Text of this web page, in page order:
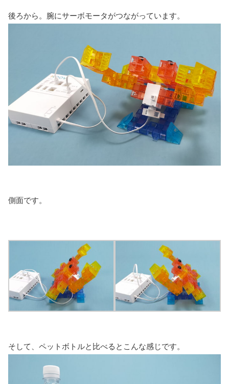
後ろから。腕にサーボモータがつながっています。
側面です。
そして、ペットボトルと比べるとこんな感じです。